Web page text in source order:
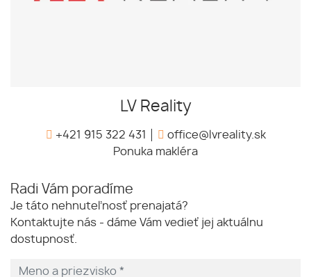
LV Reality
+421 915 322 431
office@lvreality.sk
Ponuka makléra
Radi Vám poradíme
Je táto nehnuteľnosť prenajatá?
Kontaktujte nás - dáme Vám vedieť jej aktuálnu
dostupnosť.